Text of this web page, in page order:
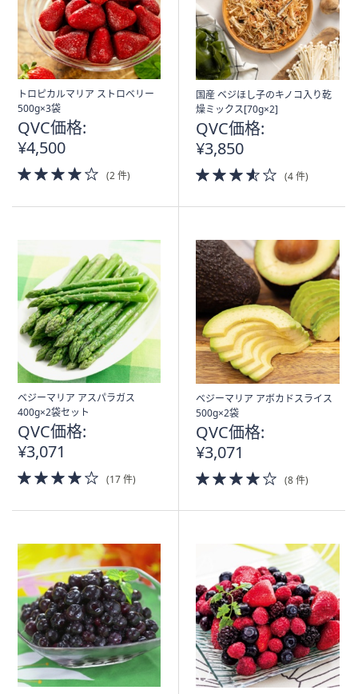
トロピカルマリア ストロベリー
500g×3袋
QVC価格:
¥4,500
4.0
of
(2 件)
国産 ベジほし子のキノコ入り乾
燥ミックス[70g×2]
QVC価格:
¥3,850
3.5
of
(4 件)
ベジーマリア アスパラガス
400g×2袋セット
QVC価格:
¥3,071
4.0
of
(17 件)
ベジーマリア アボカドスライス
500g×2袋
QVC価格:
¥3,071
4.0
of
(8 件)